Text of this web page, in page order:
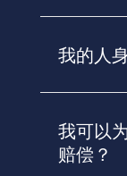
我的人
我可以
赔偿？